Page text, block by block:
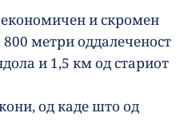
и скромен
800 метри оддалеченост
и 1,5 км од стариот
од каде што од